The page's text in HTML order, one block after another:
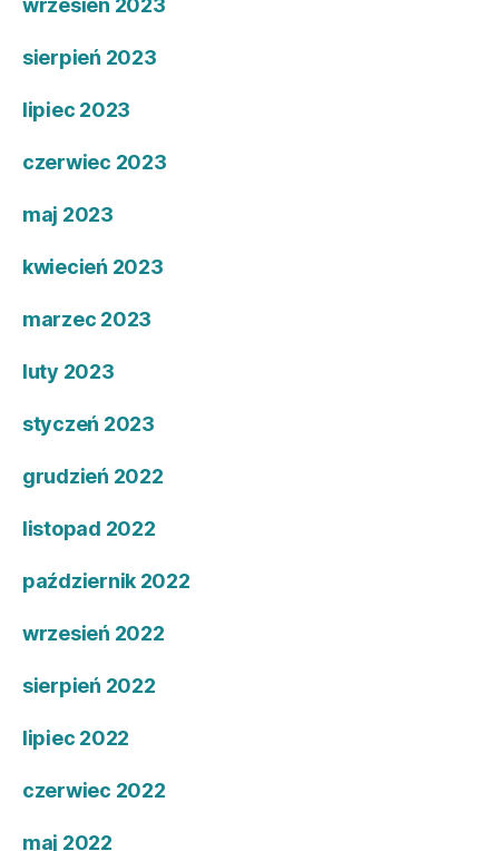
wrzesień 2023
sierpień 2023
lipiec 2023
czerwiec 2023
maj 2023
kwiecień 2023
marzec 2023
luty 2023
styczeń 2023
grudzień 2022
listopad 2022
październik 2022
wrzesień 2022
sierpień 2022
lipiec 2022
czerwiec 2022
maj 2022